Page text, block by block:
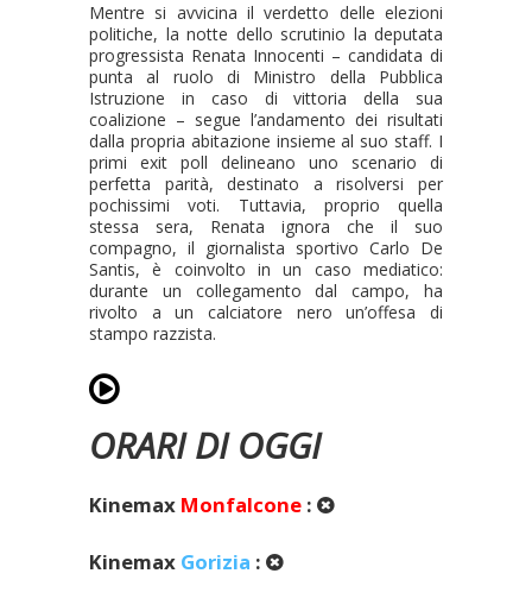
Mentre si avvicina il verdetto delle elezioni
politiche, la notte dello scrutinio la deputata
progressista Renata Innocenti – candidata di
punta al ruolo di Ministro della Pubblica
Istruzione in caso di vittoria della sua
coalizione – segue l’andamento dei risultati
dalla propria abitazione insieme al suo staff. I
primi exit poll delineano uno scenario di
perfetta parità, destinato a risolversi per
pochissimi voti. Tuttavia, proprio quella
stessa sera, Renata ignora che il suo
compagno, il giornalista sportivo Carlo De
Santis, è coinvolto in un caso mediatico:
durante un collegamento dal campo, ha
rivolto a un calciatore nero un’offesa di
stampo razzista.
ORARI DI OGGI
Kinemax Monfalcone :
Kinemax Gorizia :